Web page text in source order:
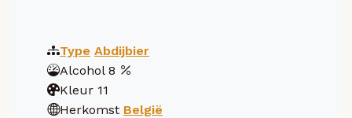
Type Abdijbier
Alcohol 8
Kleur 11
Herkomst België